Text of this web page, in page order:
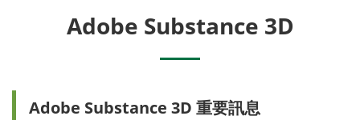
Adobe Substance 3D
Adobe Substance 3D 重要訊息